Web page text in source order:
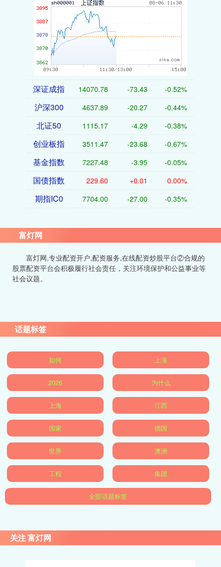
深证成指 14070.78 -73.43 -0.52%
沪深300 4637.89 -20.27 -0.44%
北证50 1115.17 -4.29 -0.38%
创业板指 3511.47 -23.68 -0.67%
基金指数 7227.48 -3.95 -0.05%
国债指数 229.60 +0.01 0.00%
期指IC0 7704.00 -27.00 -0.35%
富灯网
富灯网,专业配资开户,配资服务,在线配资炒股平台②合规的
股票配资平台会积极履行社会责任，关注环境保护和公益事业等
社会议题。
话题标签
如何 上涨
2026 为什么
上海 江西
国家 德国
世界 澳洲
工程 集团
全部话题标签
关注 富灯网